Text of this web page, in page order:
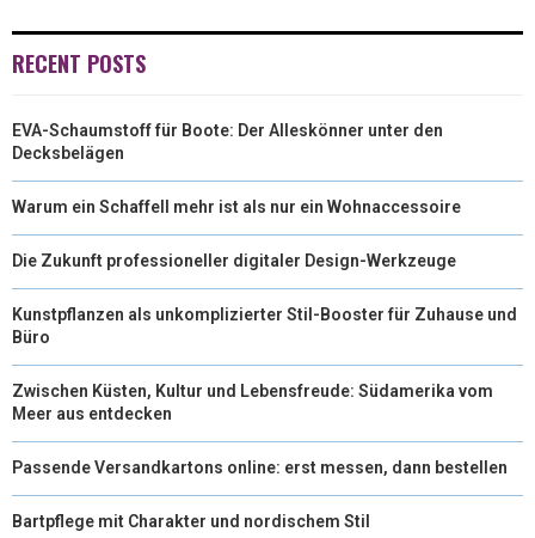
RECENT POSTS
EVA-Schaumstoff für Boote: Der Alleskönner unter den
Decksbelägen
Warum ein Schaffell mehr ist als nur ein Wohnaccessoire
Die Zukunft professioneller digitaler Design-Werkzeuge
Kunstpflanzen als unkomplizierter Stil-Booster für Zuhause und
Büro
Zwischen Küsten, Kultur und Lebensfreude: Südamerika vom
Meer aus entdecken
Passende Versandkartons online: erst messen, dann bestellen
Bartpflege mit Charakter und nordischem Stil